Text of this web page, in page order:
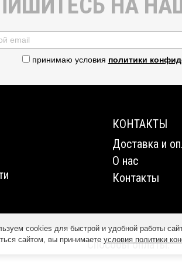
НА
принимаю условия политики
КОНТАКТЫ
Доставка и
О нас
Контакты
Способы оплаты:
cookies для быстрой и удобной работы
сайтом, вы принимаете условия политики